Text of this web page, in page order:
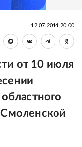
12.07.2014 20:00
от 10 июля
Смоленской